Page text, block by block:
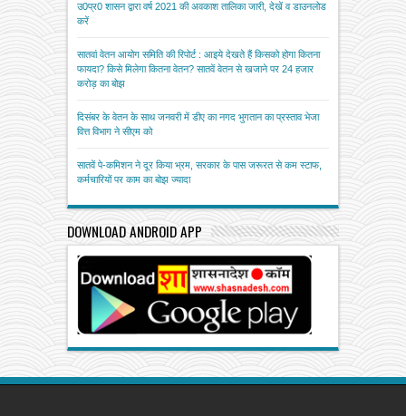
उ0प्र0 शासन द्वारा वर्ष 2021 की अवकाश तालिका जारी, देखें व डाउनलोड
करें
सातवां वेतन आयोग समिति की रिपोर्ट : आइये देखते हैं किसको होगा कितना
फायदा? किसे मिलेगा कितना वेतन? सातवें वेतन से खजाने पर 24 हजार
करोड़ का बोझ
दिसंबर के वेतन के साथ जनवरी में डीए का नगद भुगतान का प्रस्ताव भेजा
वित्त विभाग ने सीएम को
सातवें पे-कमिशन ने दूर किया भ्रम, सरकार के पास जरूरत से कम स्टाफ,
कर्मचारियों पर काम का बोझ ज्यादा
DOWNLOAD ANDROID APP